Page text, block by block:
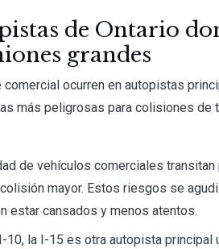
de Ontario
grandes
ocurren en autopistas
más peligrosas para colisiones de
de vehículos comerciales
mayor. Estos riesgos se
estar cansados y menos atentos.
10, la I-15 es otra autopista principal